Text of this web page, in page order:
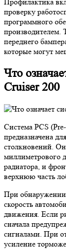
проверку
программного
производителем.
переднего
которые могут
Что
Cruiser 200
Система PCS
предназначена
столкновений.
миллиметрового
радиатора, и
верхнюю часть
При обнаружении
скорость
движения. Если
сначала
сигналами. При
усиление